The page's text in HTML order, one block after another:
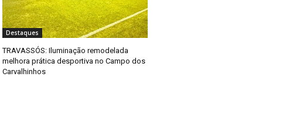
Destaques
TRAVASSÓS: Iluminação remodelada
melhora prática desportiva no Campo dos
Carvalhinhos